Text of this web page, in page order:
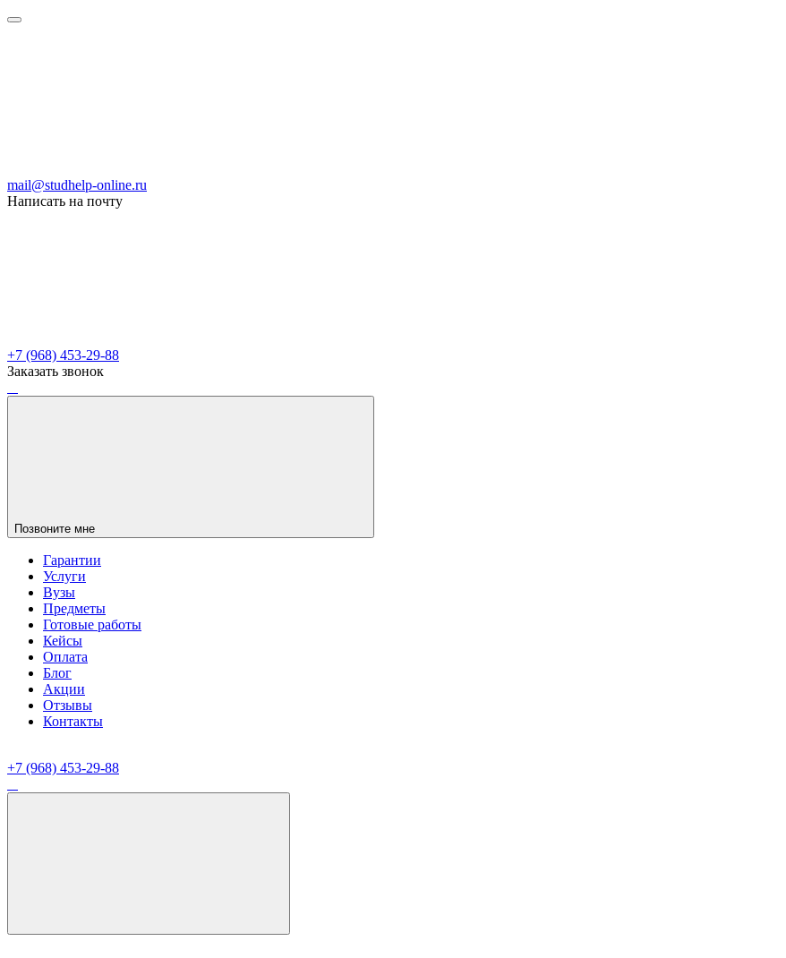
mail@studhelp-online.ru
Написать на почту
+7 (968) 453-29-88
Заказать звонок
Позвоните мне
Гарантии
Услуги
Вузы
Предметы
Готовые работы
Кейсы
Оплата
Блог
Акции
Отзывы
Контакты
+7 (968) 453-29-88